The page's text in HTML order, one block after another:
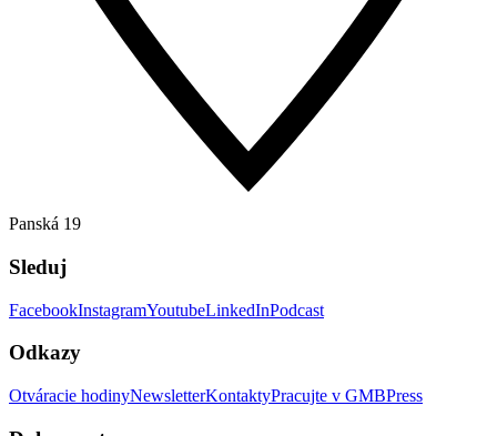
Panská 19
Sleduj
FacebookInstagramYoutubeLinkedInPodcast
Odkazy
Otváracie hodinyNewsletterKontaktyPracujte v GMBPress